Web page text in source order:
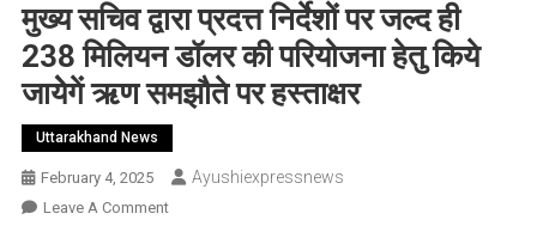
मुख्य सचिव द्वारा प्रदत्त निर्देशों पर जल्द ही
238 मिलियन डॉलर की परियोजना हेतु किये
जायेेगें ऋण समझौते पर हस्ताक्षर
Uttarakhand News
February 4, 2025 Ayushiexpressnews
Leave A CommentOn